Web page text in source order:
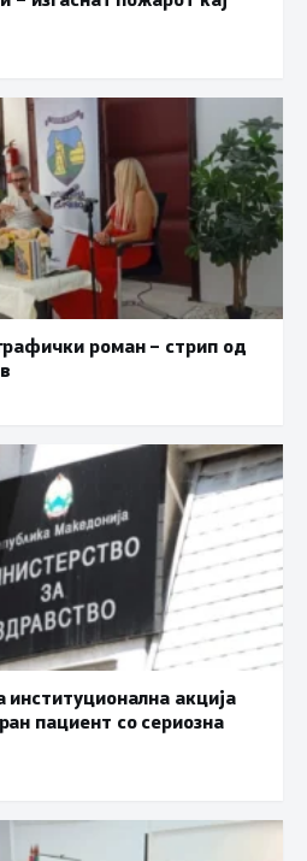
роман – стрип од
акција
пациент со сериозна